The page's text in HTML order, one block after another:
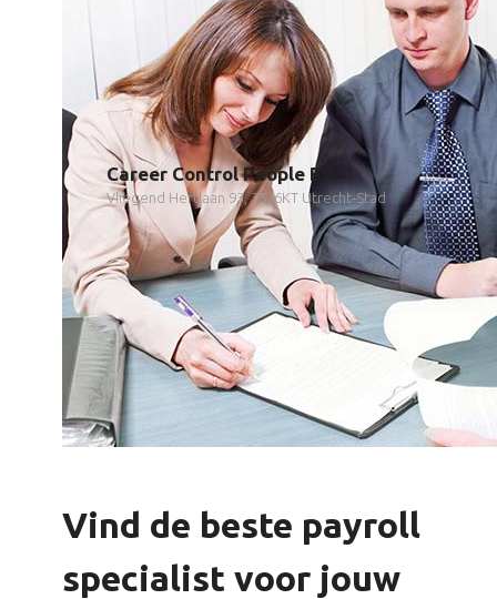
Career Control People BV
Vliegend Hertlaan 93, 3526KT Utrecht-Stad
Vind de beste payroll
specialist voor jouw